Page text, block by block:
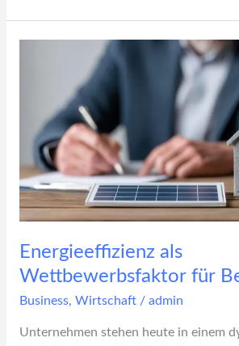
Energieeffizienz als
Wettbewerbsfaktor für
Business, Wirtschaft/ admin
Unternehmen stehen heute in einem
Energieeffizienz
Wettbewerbsfaktor
Betriebe